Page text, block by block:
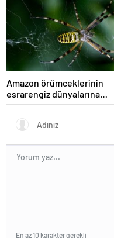
Amazon örümceklerinin
esrarengiz dünyalarına
gitmeye hazır olun.
En az 10 karakter gerekli